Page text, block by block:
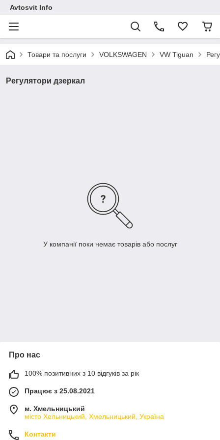
Avtosvit Info
Товари та послуги VOLKSWAGEN VW Tiguan
Регулятори дзеркал
У компанії поки немає товарів або послуг
Про нас
100% позитивних з 10 відгуків за рік
Працює з 25.08.2021
м. Хмельницький
місто Хельницький, Хмельницький, Україна
Контакти